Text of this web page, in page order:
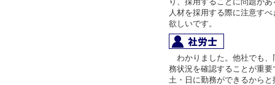
人材を採用する際に注意す
欲しいです。
わかりました。他社でも、
務状況を確認することが重
土・日に勤務ができるから